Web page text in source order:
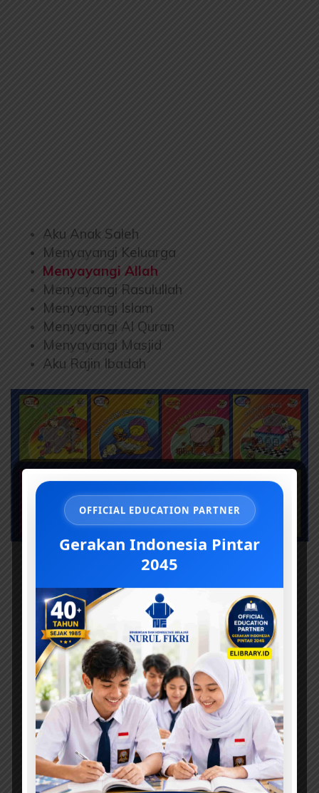
Aku Anak Saleh
Menyayangi Keluarga
Menyayangi Allah
Menyayangi Rasulullah
Menyayangi Islam
Menyayangi Al Quran
Menyayangi Masjid
Aku Rajin Ibadah
OFFICIAL EDUCATION PARTNER
Gerakan Indonesia Pintar
2045